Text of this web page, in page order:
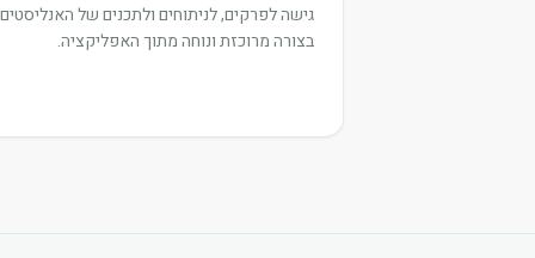
גישה לפרקים, לניתוחים ולתכנים של
בצורה מרוכזת ונוחה מתוך האפליקציה.